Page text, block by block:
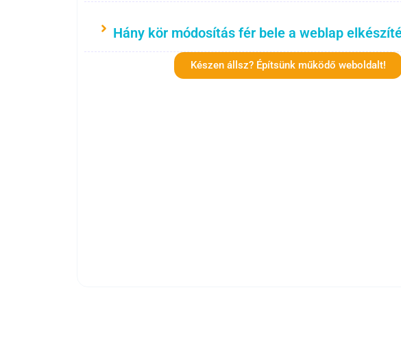
Hány kör módosítás fér bele a weblap
Készen állsz? Építsünk működő weboldalt!